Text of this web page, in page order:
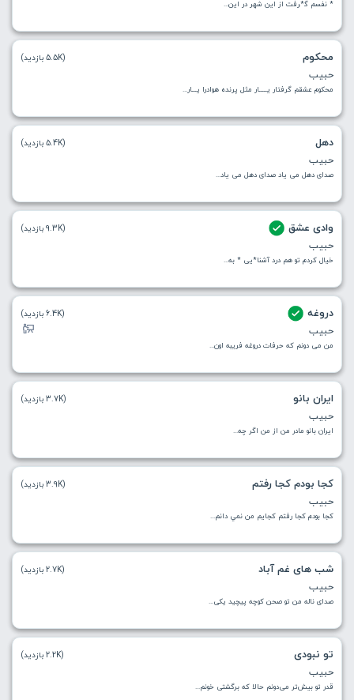
* ﻧﻔﺴﻢ ﮔ*ﺮﻓﺖ از اﻳﻦ ﺷﻬﺮ در اﻳﻦ...
محکوم
حبیب
محکوم عشقم گرفتار یـــــار مثل پرنده هوادرا یـــار...
(5.5K بازدید)
دهل
حبیب
صدای دهل می یاد صدای دهل می یاد...
(5.4K بازدید)
وادی عشق
حبیب
خیال کردم تو هم درد آشنا*یی * به...
(9.3K بازدید)
دروغه
حبیب
من می دونم که حرفات دروغه فریبه اون...
(6.4K بازدید)
ایران بانو
حبیب
ايران بانو مادر من از من اگر چه...
(3.7K بازدید)
کجا بودم کجا رفتم
حبیب
کجا بودم کجا رفتم کجايم من نمي دانم...
(3.9K بازدید)
شب های غم آباد
حبیب
صدای ناله من تو صحن کوچه پیچید یکی...
(2.7K بازدید)
تو نبودی
حبیب
قدر تو بیش‌تر می‌دونم حالا که برگشتی خونم...
(2.2K بازدید)